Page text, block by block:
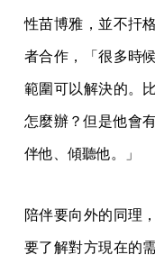
性苗博雅，並不扞
者合作，「很多時
範圍可以解決的。
怎麼辦？但是他會
伴他、傾聽他。」
陪伴要向外的同理
要了解對方現在的